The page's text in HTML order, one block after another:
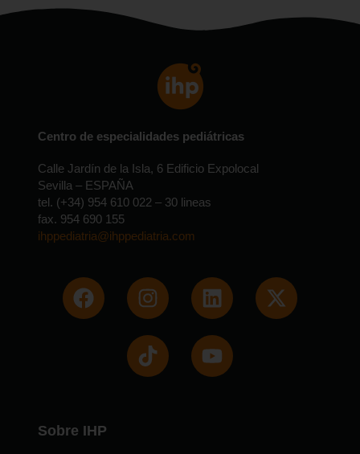
Centro de especialidades pediátricas
Calle Jardín de la Isla, 6 Edificio Expolocal
Sevilla – ESPAÑA
tel. (+34) 954 610 022 – 30 lineas
fax. 954 690 155
ihppediatria@ihppediatria.com
Sobre IHP